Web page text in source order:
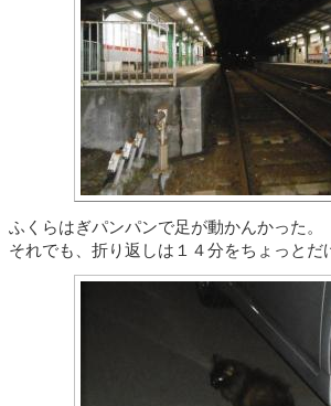
ふくらはぎパンパンで足が動かんかった。
それでも、折り返しは１４分をちょっとだ